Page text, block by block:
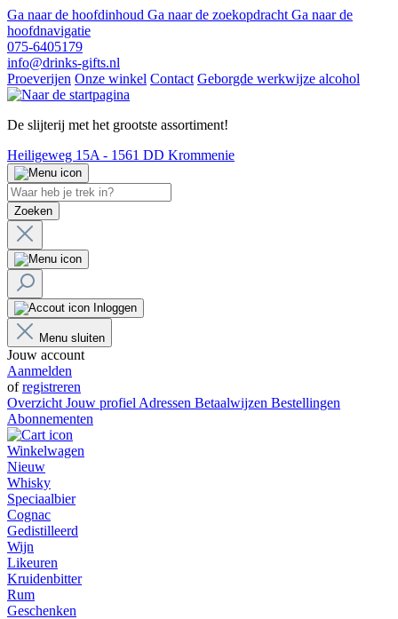
Ga naar de hoofdinhoud Ga naar de zoekopdracht Ga naar de
hoofdnavigatie
075-6405179
info@drinks-gifts.nl
Proeverijen Onze winkel Contact Geborgde werkwijze alcohol
De slijterij met het grootste assortiment!
Heiligeweg 15A - 1561 DD Krommenie
Zoeken
Inloggen
Menu sluiten
Jouw account
Aanmelden
ofregistreren
Overzicht Jouw profiel Adressen Betaalwijzen Bestellingen
Abonnementen
Winkelwagen
Nieuw
Whisky
Speciaalbier
Cognac
Gedistilleerd
Wijn
Likeuren
Kruidenbitter
Rum
Geschenken